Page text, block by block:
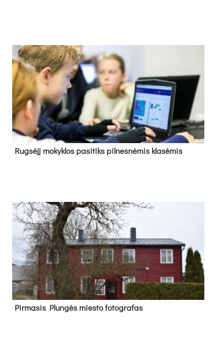
Rug­sė­jį mo­kyk­los pa­si­tiks pil­nes­nė­mis kla­sė­mis
Pir­ma­sis Plun­gės mies­to fo­tog­ra­fas